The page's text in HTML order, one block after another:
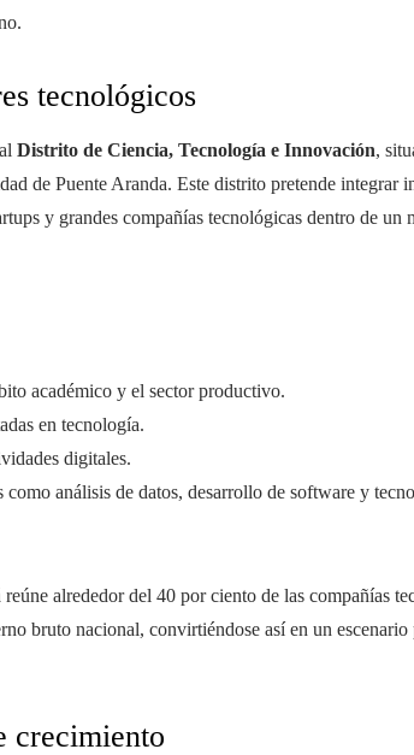
tecnológicos
Distrito de Ciencia, Tecnología e Innovación,
de Puente Aranda. Este distrito pretende integrar
y grandes compañías tecnológicas dentro de un
académico y el sector productivo.
en tecnología.
digitales.
como análisis de datos, desarrollo de software y
alrededor del 40 por ciento de las compañías
bruto nacional, convirtiéndose así en un
crecimiento